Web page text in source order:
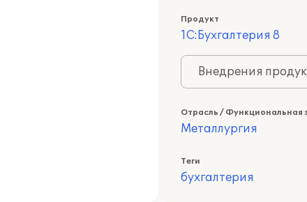
Продукт
1С:Бухгалтерия 8
Внедрения
Отрасль / Функциональная
Металлургия
Теги
бухгалтерия